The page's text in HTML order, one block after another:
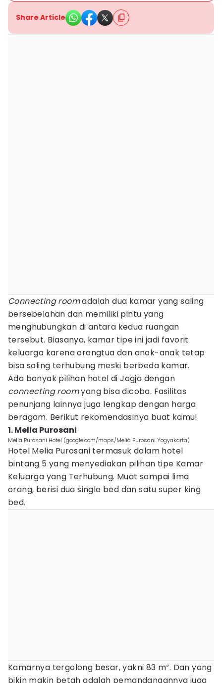
Share Article
Connecting roomadalah dua kamar yang saling
bersebelahan dan memiliki pintu yang
menghubungkan di antara kedua ruangan
tersebut. Biasanya, kamar tipe ini jadi favorit
keluarga karena orangtua dan anak-anak tetap
bisa saling terhubung meski berbeda kamar.
Ada banyak pilihan hotel di Jogja dengan
connecting roomyang bisa dicoba. Fasilitas
penunjang lainnya juga lengkap dengan harga
beragam. Berikut rekomendasinya buat kamu!
1. Melia Purosani
Melia Purosani Hotel (google.com/maps/Meliá Purosani Yogyakarta)
Hotel Melia Purosani termasuk dalam hotel
bintang 5 yang menyediakan pilihan tipe Kamar
Keluarga yang Terhubung. Muat sampai lima
orang, berisi dua single bed dan satu super king
bed.
Kamarnya tergolong besar, yakni 83 m². Dan yang
bikin makin betah adalah pemandangannya juga